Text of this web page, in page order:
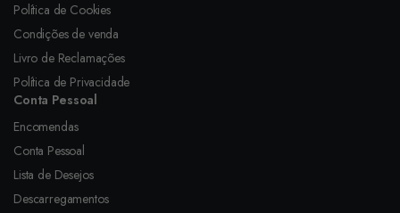
Política de Cookies
Condições de venda
Livro de Reclamações
Política de Privacidade
Conta Pessoal
Encomendas
Conta Pessoal
Lista de Desejos
Descarregamentos